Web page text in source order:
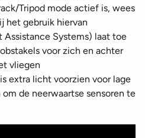
Tripod mode actief is, wees
het gebruik hiervan
Assistance Systems) laat toe
voor zich en achter
vliegen
extra licht voorzien voor lage
de neerwaartse sensoren te